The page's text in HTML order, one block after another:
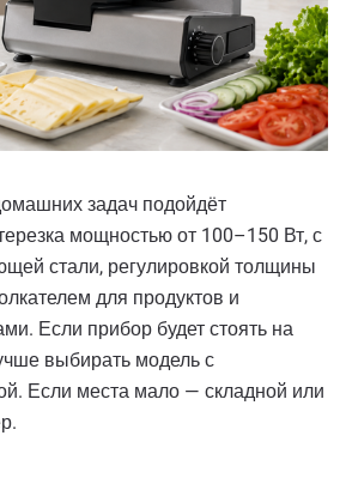
задач подойдёт
мощностью от 100–150 Вт, с
стали, регулировкой толщины
для продуктов и
Если прибор будет стоять на
выбирать модель с
Если места мало — складной или